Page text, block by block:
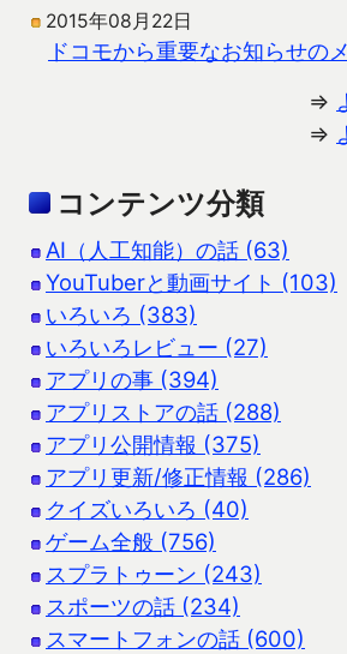
2015年08月22日
ドコモから重要なお知らせの
⇒
⇒
コンテンツ分類
AI（人工知能）の話 (63)
YouTuberと動画サイト (103)
いろいろ (383)
いろいろレビュー (27)
アプリの事 (394)
アプリストアの話 (288)
アプリ公開情報 (375)
アプリ更新/修正情報 (286)
クイズいろいろ (40)
ゲーム全般 (756)
スプラトゥーン (243)
スポーツの話 (234)
スマートフォンの話 (600)